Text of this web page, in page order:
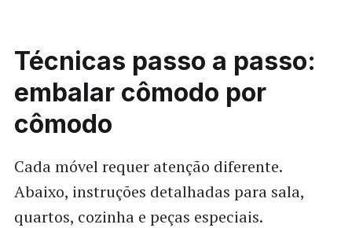
Técnicas passo a passo:
embalar cômodo por
cômodo
Cada móvel requer atenção diferente.
Abaixo, instruções detalhadas para sala,
quartos, cozinha e peças especiais.